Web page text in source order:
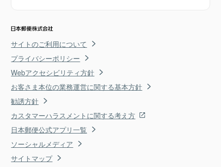
サイトのご利用について
プライバシーポリシー
Webアクセシビリティ方針
お客さま本位の業務運営に関する基本方針
勧誘方針
カスタマーハラスメントに関する考え方
日本郵便公式アプリ一覧
ソーシャルメディア
サイトマップ